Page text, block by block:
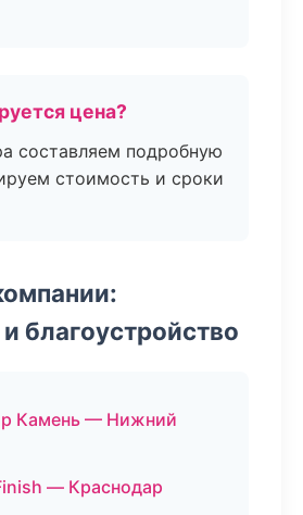
цена?
составляем подробную
стоимость и сроки
благоустройство
Камень — Нижний
— Краснодар